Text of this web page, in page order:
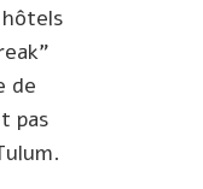
de
pas